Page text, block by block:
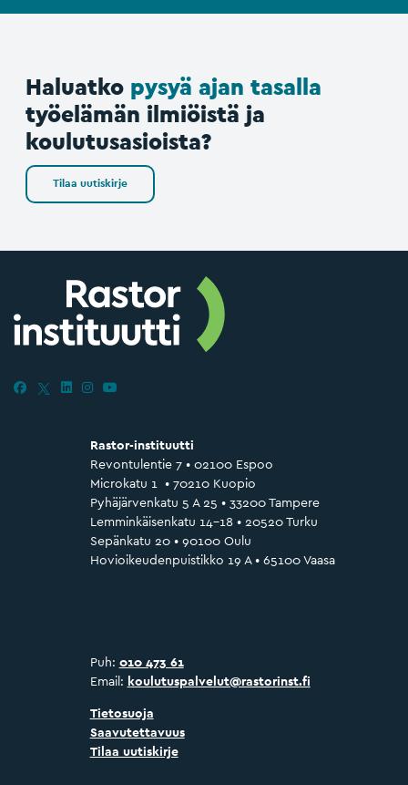
Haluatko pysyä ajan tasalla
työelämän ilmiöistä ja
koulutusasioista?
Tilaa uutiskirje
Rastor-instituutti
Revontulentie 7 • 02100 Espoo
Microkatu 1 • 70210 Kuopio
Pyhäjärvenkatu 5 A 25 • 33200 Tampere
Lemminkäisenkatu 14–18 • 20520 Turku
Sepänkatu 20 • 90100 Oulu
Hovioikeudenpuistikko 19 A • 65100 Vaasa
Puh: 010 473 61
Email: koulutuspalvelut@rastorinst.fi
Tietosuoja
Saavutettavuus
Tilaa uutiskirje